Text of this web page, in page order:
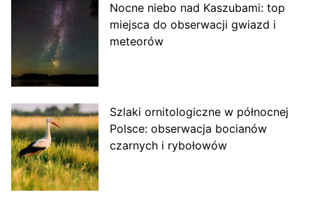
Nocne niebo nad Kaszubami: top
miejsca do obserwacji gwiazd i
meteorów
Szlaki ornitologiczne w północnej
Polsce: obserwacja bocianów
czarnych i rybołowów